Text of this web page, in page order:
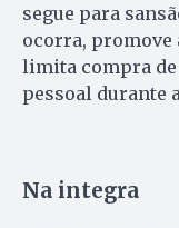
segue para
ocorra, promove
limita compra
pessoal durante
Na integra